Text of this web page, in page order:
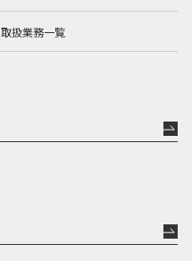
取扱業務一覧